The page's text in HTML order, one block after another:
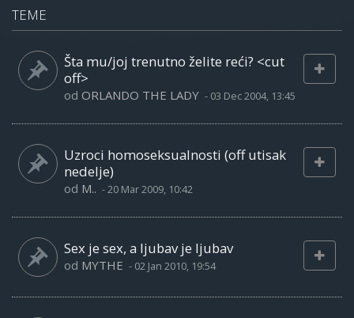
TEME
Šta mu/joj trenutno želite reći? <cut
off>
od ORLANDO THE LADY - 03 Dec 2004, 13:45
Uzroci homoseksualnosti (off utisak
nedelje)
od M.. -20 Mar 2009, 10:42
Sex je sex, a ljubav je ljubav
od MYTHE - 02 Jan 2010, 19:54